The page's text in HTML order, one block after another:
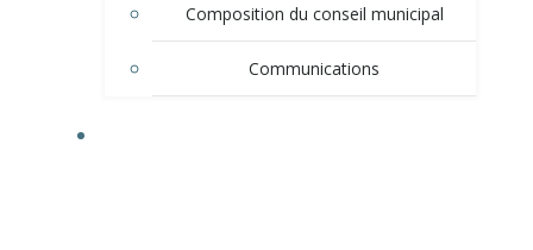
Composition du conseil municipal
Communications